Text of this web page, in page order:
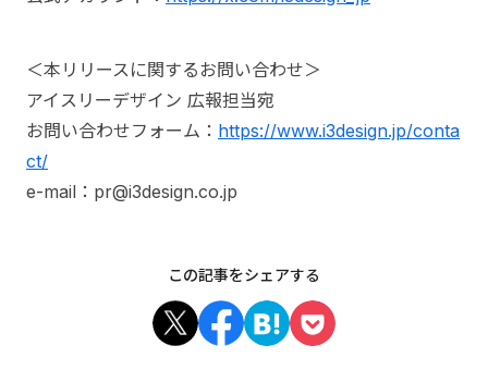
＜本リリースに関するお問い合わせ＞
アイスリーデザイン 広報担当宛
お問い合わせフォーム： https://www.i3design.jp/conta
ct/
e-mail：pr@i3design.co.jp
この記事をシェアする